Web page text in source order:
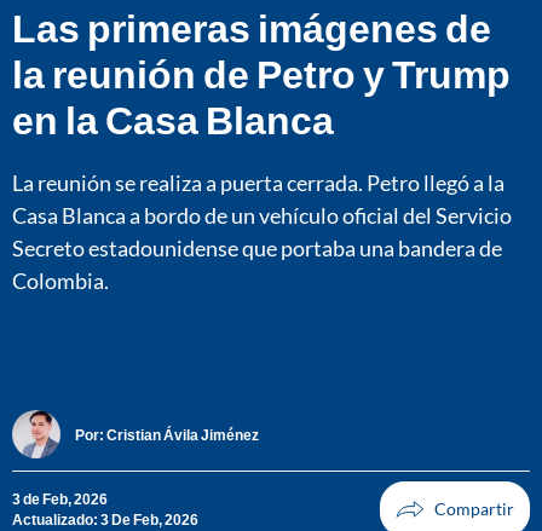
Las primeras imágenes de
la reunión de Petro y Trump
en la Casa Blanca
La reunión se realiza a puerta cerrada. Petro llegó a la
Casa Blanca a bordo de un vehículo oficial del Servicio
Secreto estadounidense que portaba una bandera de
Colombia.
Por: Cristian Ávila Jiménez
3 de Feb, 2026
Actualizado: 3 De Feb, 2026